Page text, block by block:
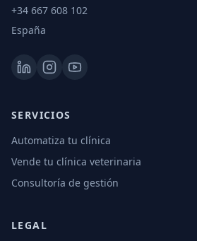
+34 667 608 102
España
SERVICIOS
Automatiza tu clínica
Vende tu clínica veterinaria
Consultoría de gestión
LEGAL